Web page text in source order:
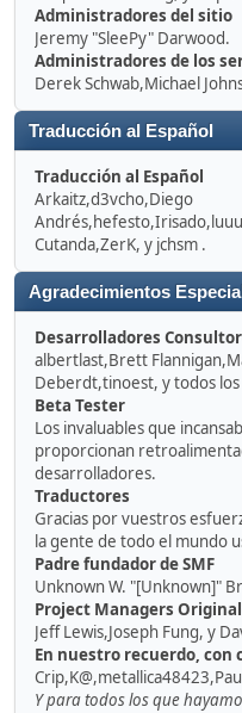
Administradores del sitio
Jeremy "SleePy" Darwood.
Administradores de los
Derek Schwab,Michael
Traducción al Español
Traducción al Español
Arkaitz,d3vcho,Diego
Cutanda,ZerK, y jchsm .
Agradecimientos
Desarrolladores
albertlast,Brett
Deberdt,tinoest, y todos
Beta Tester
Los invaluables que
proporcionan
desarrolladores.
Traductores
Gracias por vuestros
la gente de todo el mundo
Padre fundador de SMF
Unknown W. "[Unknown]"
Project Managers
Jeff Lewis,Joseph Fung, y
En nuestro recuerdo, con
Y para todos los que